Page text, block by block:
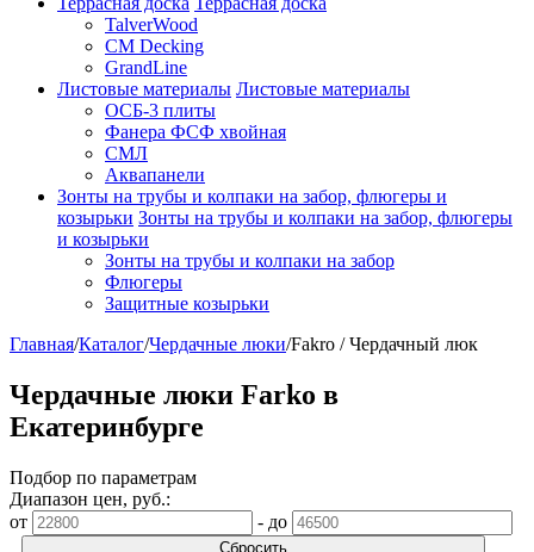
TalverWood
CM Decking
GrandLine
Листовые материалы Листовые материалы
ОСБ-3 плиты
Фанера ФСФ хвойная
СМЛ
Аквапанели
Зонты на трубы и колпаки на забор, флюгеры и
козырьки Зонты на трубы и колпаки на забор, флюгеры
и козырьки
Зонты на трубы и колпаки на забор
Флюгеры
Защитные козырьки
Главная/Каталог/Чердачные люки/Fakro / Чердачный люк
Чердачные люки Farko в
Екатеринбурге
Подбор по параметрам
Диапазон цен, руб.:
от
- до
Сбросить